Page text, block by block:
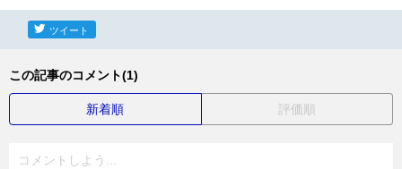
ツイート
この記事のコメント(1)
新着順 評価順
コメントしよう...